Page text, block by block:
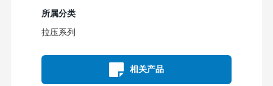
所属分类
拉压系列
相关产品